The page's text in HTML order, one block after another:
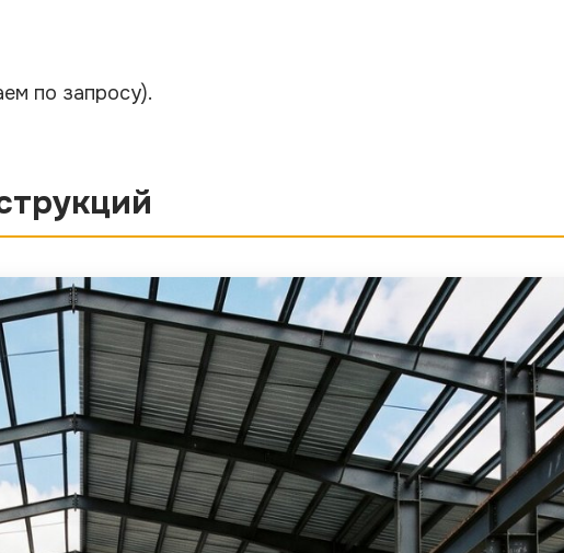
по запросу).